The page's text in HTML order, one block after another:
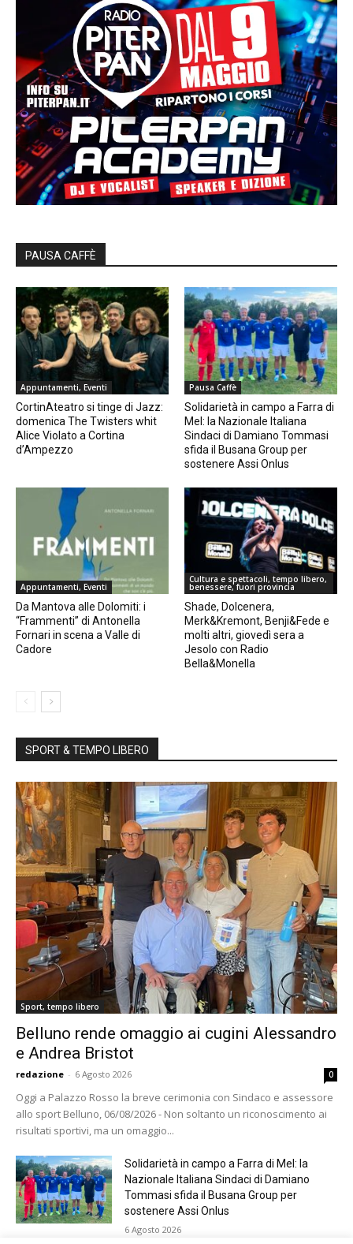
PAUSA CAFFÈ
Appuntamenti, Eventi
CortinAteatro si tinge di Jazz:
domenica The Twisters whit
Alice Violato a Cortina
d’Ampezzo
Pausa Caffè
Solidarietà in campo a Farra di
Mel: la Nazionale Italiana
Sindaci di Damiano Tommasi
sfida il Busana Group per
sostenere Assi Onlus
Appuntamenti, Eventi
Da Mantova alle Dolomiti: i
“Frammenti” di Antonella
Fornari in scena a Valle di
Cadore
Cultura e spettacoli, tempo libero,
benessere, fuori provincia
Shade, Dolcenera,
Merk&Kremont, Benji&Fede e
molti altri, giovedì sera a
Jesolo con Radio
Bella&Monella
SPORT & TEMPO LIBERO
Sport, tempo libero
Belluno rende omaggio ai cugini Alessandro
e Andrea Bristot
redazione - 6 Agosto 2026 0
Oggi a Palazzo Rosso la breve cerimonia con Sindaco e assessore
allo sport Belluno, 06/08/2026 - Non soltanto un riconoscimento ai
risultati sportivi, ma un omaggio...
Solidarietà in campo a Farra di Mel: la
Nazionale Italiana Sindaci di Damiano
Tommasi sfida il Busana Group per
sostenere Assi Onlus
6 Agosto 2026